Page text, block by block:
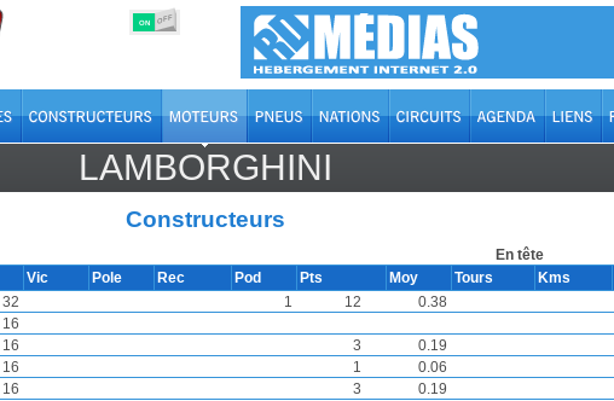
ON OFF
LAMBORGHINI
Constructeurs
En tête
Vic Pole Rec Pod Pts Moy Tours Kms
32 1 12 0.38
16
16 3 0.19
16 1 0.06
16 3 0.19